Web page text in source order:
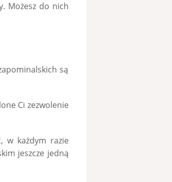
Możesz do nich
są
Ci zezwolenie
w każdym razie
jeszcze jedną